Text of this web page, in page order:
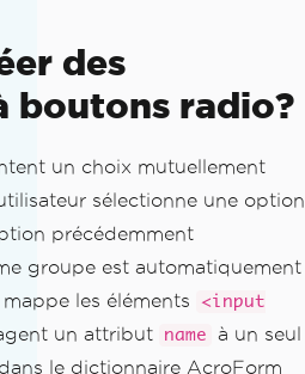
des
boutons radio?
un choix mutuellement
sélectionne une option
précédemment
groupe est automatiquement
les éléments
<input
un attribut name
à un seul
le dictionnaire AcroForm